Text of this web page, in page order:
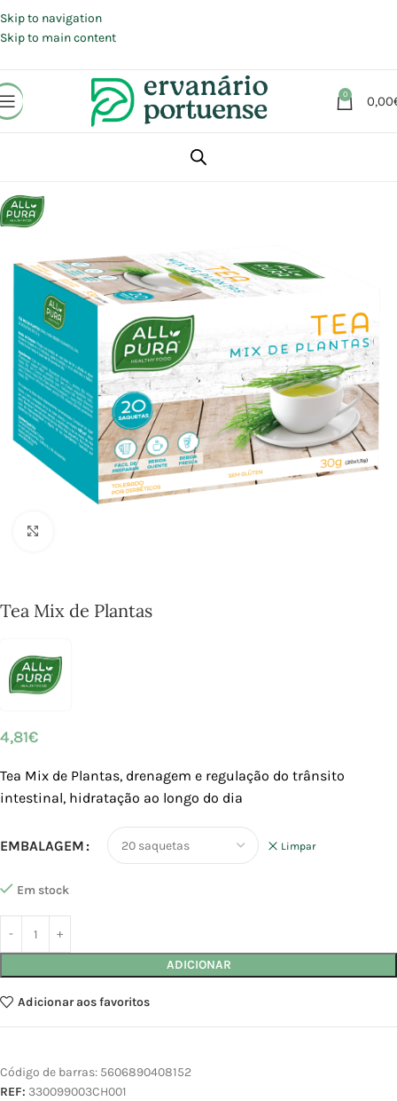
Skip to navigation
Skip to main content
0 0,00
Tea Mix de Plantas
4,81€
Tea Mix de Plantas, drenagem e regulação do trânsito
intestinal, hidratação ao longo do dia
EMBALAGEM Limpar
Em stock
ADICIONAR
Adicionar aos favoritos
Código de barras: 5606890408152
REF: 330099003CH001